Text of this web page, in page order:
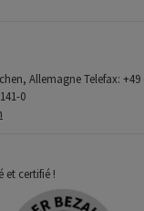
Allemagne Telefax: +49
0
et certifié !